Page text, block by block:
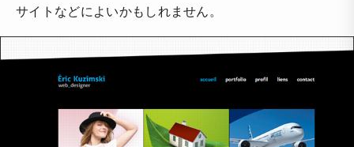
サイトなどによいかもしれません。